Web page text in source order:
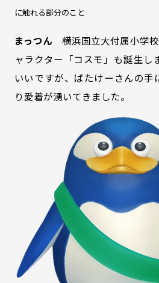
に触れる部分のこと
まっつん 横浜国立大付属小学
ャラクター「コスモ」も誕生し
いいですが、ばたけーさんの手
り愛着が湧いてきました。